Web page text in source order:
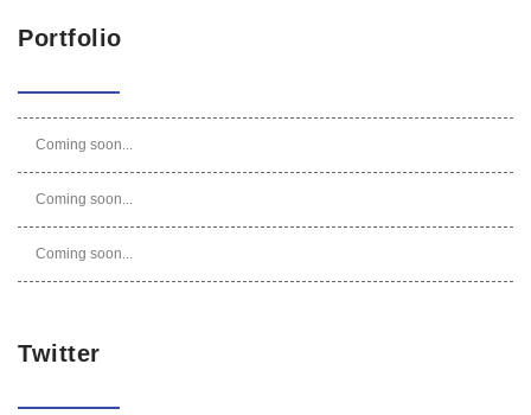
Portfolio
Coming soon...
Coming soon...
Coming soon...
Twitter